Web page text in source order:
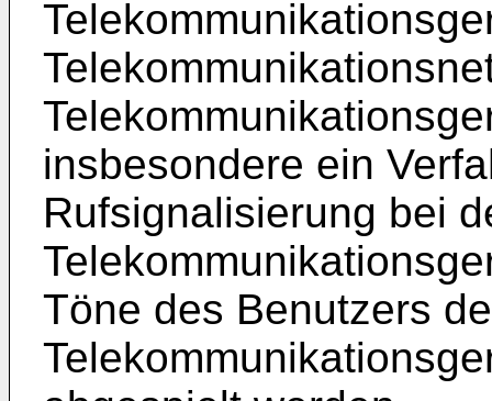
insbesondere ein
Rufsignalisierung bei
Töne des Benutzers